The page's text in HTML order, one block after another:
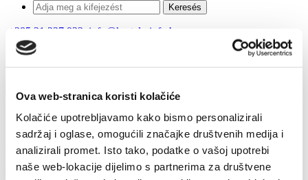
Ova web-stranica koristi kolačiće
Kolačiće upotrebljavamo kako bismo personalizirali
sadržaj i oglase, omogućili značajke društvenih medija i
analizirali promet. Isto tako, podatke o vašoj upotrebi
naše web-lokacije dijelimo s partnerima za društvene
+385 21 227 933 info@kastela-info.hr
Villa Nika, Kamberovo šetalište 30, 21216 Kaštel Stari, Hrvatska
Gasztronómia
Kastela ismert a gazdag gasztronómiai hagyományairól, elsősorban
mediterrán ételeiről: sok hal (főtt, sült, grillezett), zöldség, gyümölcs
és sütemények, de a hús specialitások is hozzátartoznak a kastelai